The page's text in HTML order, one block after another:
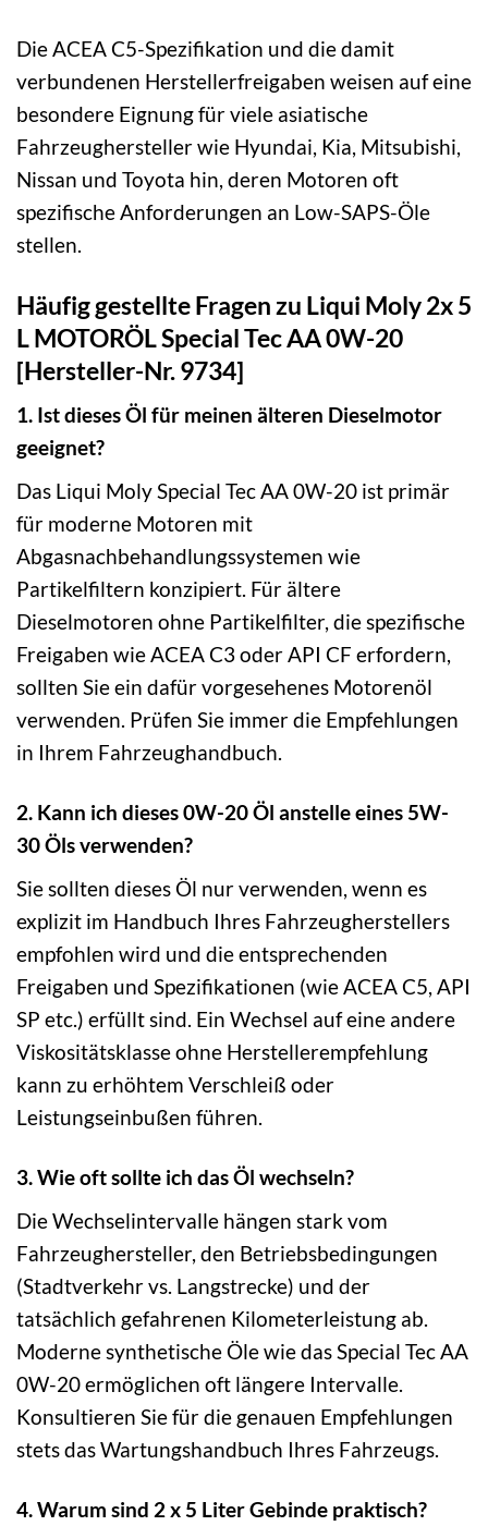
Die ACEA C5-Spezifikation und die damit
verbundenen Herstellerfreigaben weisen auf eine
besondere Eignung für viele asiatische
Fahrzeughersteller wie Hyundai, Kia, Mitsubishi,
Nissan und Toyota hin, deren Motoren oft
spezifische Anforderungen an Low-SAPS-Öle
stellen.
Häufig gestellte Fragen zu Liqui Moly 2x 5
L MOTORÖL Special Tec AA 0W-20
[Hersteller-Nr. 9734]
1. Ist dieses Öl für meinen älteren Dieselmotor
geeignet?
Das Liqui Moly Special Tec AA 0W-20 ist primär
für moderne Motoren mit
Abgasnachbehandlungssystemen wie
Partikelfiltern konzipiert. Für ältere
Dieselmotoren ohne Partikelfilter, die spezifische
Freigaben wie ACEA C3 oder API CF erfordern,
sollten Sie ein dafür vorgesehenes Motorenöl
verwenden. Prüfen Sie immer die Empfehlungen
in Ihrem Fahrzeughandbuch.
2. Kann ich dieses 0W-20 Öl anstelle eines 5W-
30 Öls verwenden?
Sie sollten dieses Öl nur verwenden, wenn es
explizit im Handbuch Ihres Fahrzeugherstellers
empfohlen wird und die entsprechenden
Freigaben und Spezifikationen (wie ACEA C5, API
SP etc.) erfüllt sind. Ein Wechsel auf eine andere
Viskositätsklasse ohne Herstellerempfehlung
kann zu erhöhtem Verschleiß oder
Leistungseinbußen führen.
3. Wie oft sollte ich das Öl wechseln?
Die Wechselintervalle hängen stark vom
Fahrzeughersteller, den Betriebsbedingungen
(Stadtverkehr vs. Langstrecke) und der
tatsächlich gefahrenen Kilometerleistung ab.
Moderne synthetische Öle wie das Special Tec AA
0W-20 ermöglichen oft längere Intervalle.
Konsultieren Sie für die genauen Empfehlungen
stets das Wartungshandbuch Ihres Fahrzeugs.
4. Warum sind 2 x 5 Liter Gebinde praktisch?